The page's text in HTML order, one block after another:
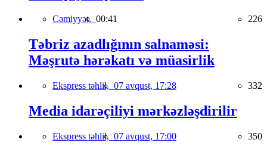
Cəmiyyət, 00:41 226
Təbriz azadlığının salnaməsi:
Məşrutə hərəkatı və müasirlik
Ekspress təhlil, 07 avqust, 17:28 332
Media idarəçiliyi mərkəzləşdirilir
Ekspress təhlil, 07 avqust, 17:00 350